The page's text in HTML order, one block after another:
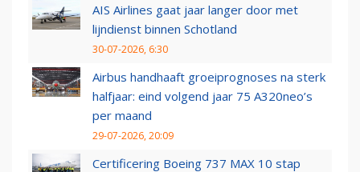
AIS Airlines gaat jaar langer door met
lijndienst binnen Schotland
30-07-2026, 6:30
Airbus handhaaft groeiprognoses na sterk
halfjaar: eind volgend jaar 75 A320neo’s
per maand
29-07-2026, 20:09
Certificering Boeing 737 MAX 10 stap